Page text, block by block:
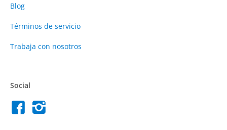
Blog
Términos de servicio
Trabaja con nosotros
Social